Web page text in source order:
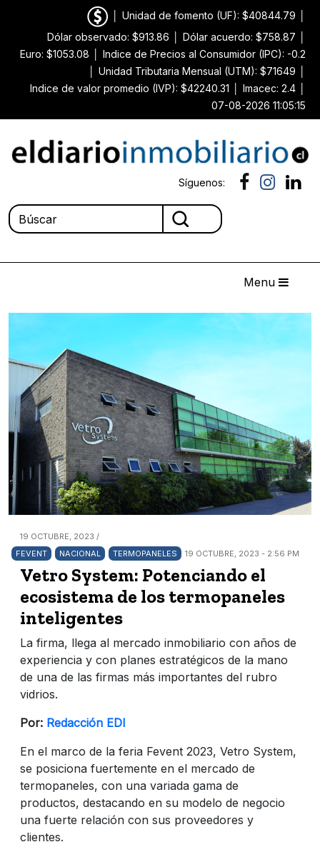
Unidad de fomento (UF): $40844.79
Dólar observado: $913.86
Dólar acuerdo: $758.87
Euro: $1053.08
Indice de Precios al Consumidor (IPC): -0.2
Unidad Tributaria Mensual (UTM): $71649
Indice de valor promedio (IVP): $42240.31
Imacec: 2.4
07-08-2026 11:05:15
Síguenos:
Menu
19 OCTUBRE, 2023 /
FEVENT
NACIONAL TERMOPANELES 19 OCTUBRE, 2023 - 2:56 PM
Vetro System: Potenciando el
ecosistema de los termopaneles
inteligentes
La firma, llega al mercado inmobiliario con años de
experiencia y con planes estratégicos de la mano
de una de las firmas más importantes del rubro
vidrios.
Por: Redacción EDI
En el marco de la feria Fevent 2023, Vetro System,
se posiciona fuertemente en el mercado de
termopaneles, con una variada gama de
productos, destacando en su modelo de negocio
una fuerte relación con sus proveedores y
clientes.